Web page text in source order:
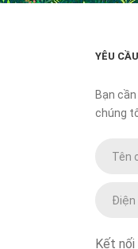
YÊU
Bạn
chúng
Kết nối